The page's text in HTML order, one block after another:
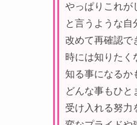
やっぱりこれが
と言うような自
改めて再確認で
時には知りたく
知る事になるか
どんな事もひと
受け入れる努力